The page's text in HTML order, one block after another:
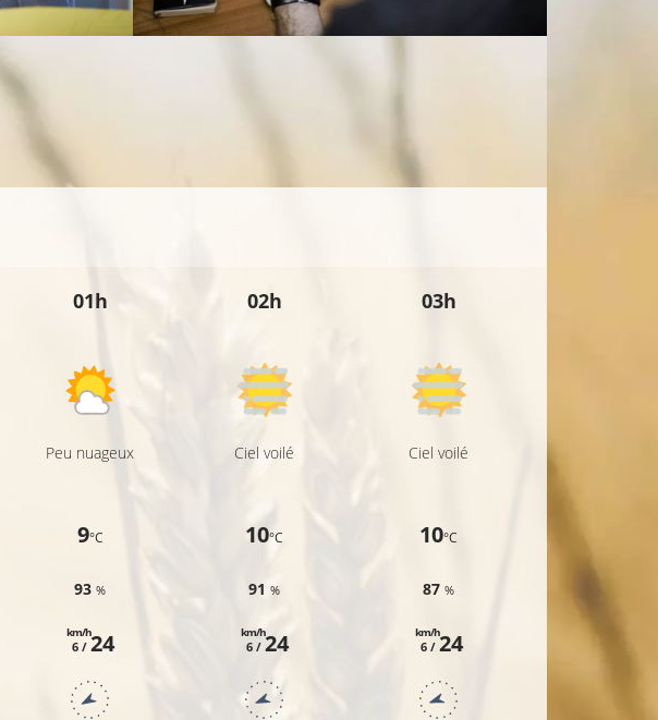
13°C
01h
Peu nuageux
9°C
93%
6 /
km/h24
02h
Ciel voilé
10°C
91%
6 /
km/h24
03h
Ciel voilé
10°C
87%
6 /
km/h24